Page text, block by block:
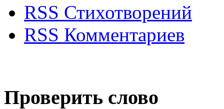
RSS Стихотворений
RSS Комментариев
Проверить слово